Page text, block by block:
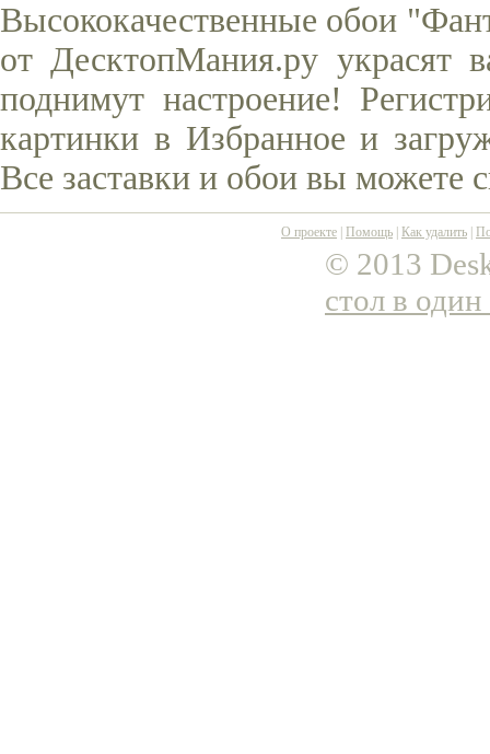
Высококачественные обои
от ДесктопМания.ру украсят
поднимут настроение!
картинки в Избранное и
Все заставки и обои вы можете
О проекте Помощь Как удалить
© 2013
стол в